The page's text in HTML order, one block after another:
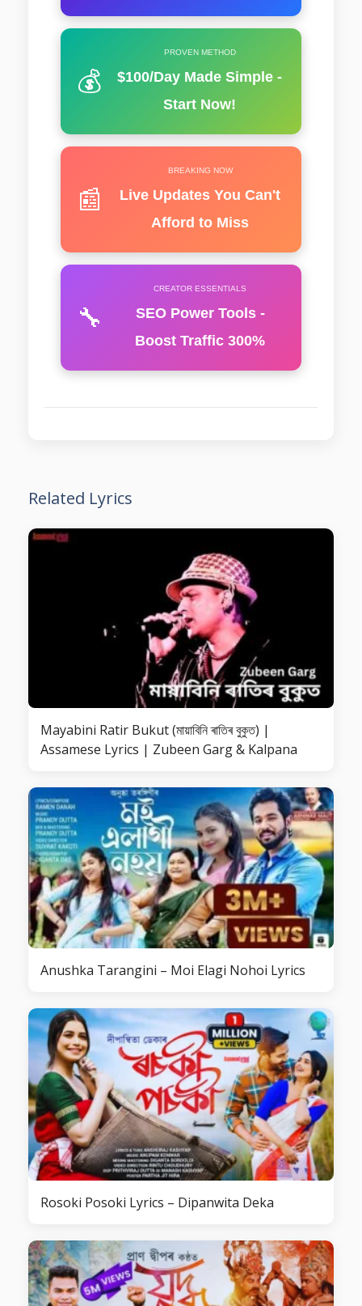
💰
PROVEN METHOD
$100/Day Made Simple -
Start Now!
📰
BREAKING NOW
Live Updates You Can't
Afford to Miss
🔧
CREATOR ESSENTIALS
SEO Power Tools -
Boost Traffic 300%
Related Lyrics
Mayabini Ratir Bukut (মায়াবিনি ৰাতিৰ বুকুত) |
Assamese Lyrics | Zubeen Garg & Kalpana
Anushka Tarangini – Moi Elagi Nohoi Lyrics
Rosoki Posoki Lyrics – Dipanwita Deka